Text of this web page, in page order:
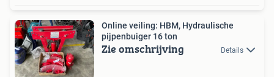
Online veiling: HBM, Hydraulische
pijpenbuiger 16 ton
Zie omschrijving Details